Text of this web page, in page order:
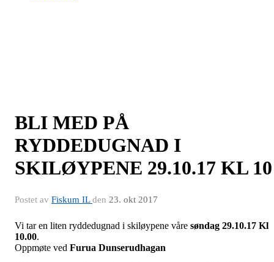
BLI MED PÅ
RYDDEDUGNAD I
SKILØYPENE 29.10.17 KL 10
Postet av Fiskum ILden 23. okt 2017
Vi tar en liten ryddedugnad i skiløypene våre søndag 29.10.17 Kl
10.00.
Oppmøte ved Furua Dunserudhagan